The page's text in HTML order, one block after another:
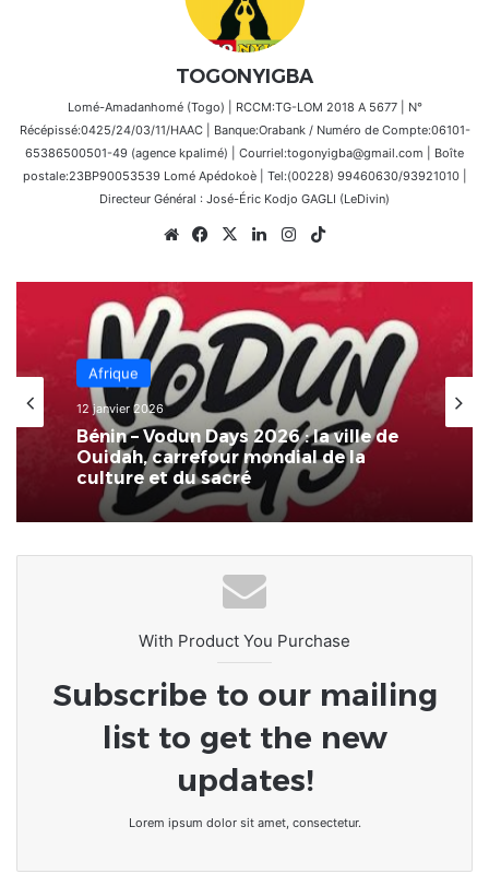
TOGONYIGBA
Lomé-Amadanhomé (Togo) | RCCM:TG-LOM 2018 A 5677 | N°
Récépissé:0425/24/03/11/HAAC | Banque:Orabank / Numéro de Compte:06101-
65386500501-49 (agence kpalimé) | Courriel:togonyigba@gmail.com | Boîte
postale:23BP90053539 Lomé Apédokoè | Tel:(00228) 99460630/93921010 |
Directeur Général : José-Éric Kodjo GAGLI (LeDivin)
WebsiteFacebook
X LinkedinInstagram
Afrique
12 janvier 2026
Bénin – Vodun Days 2026 : la ville de
Ouidah, carrefour mondial de la
culture et du sacré
With Product You Purchase
Subscribe to our mailing
list to get the new
updates!
Lorem ipsum dolor sit amet, consectetur.